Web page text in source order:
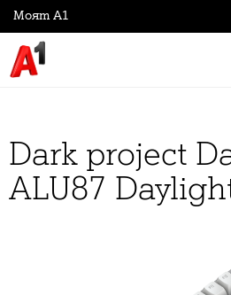
Моят А1
Dark project
ALU87